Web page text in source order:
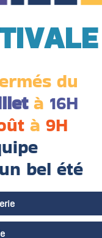
du
à 16H
à 9H
bel été